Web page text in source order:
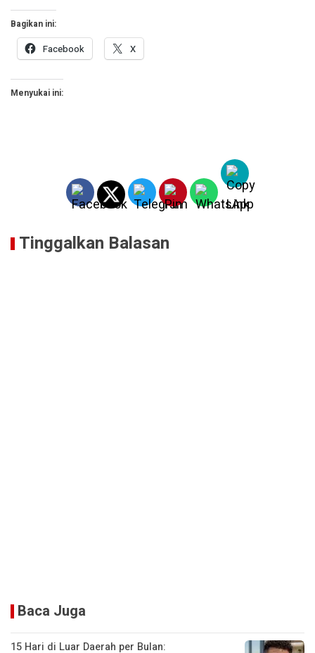
Bagikan ini:
Facebook X
Menyukai ini:
Tinggalkan Balasan
Baca Juga
15 Hari di Luar Daerah per Bulan: